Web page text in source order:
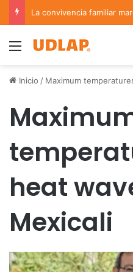
Menu
Inicio / Maximum
heat
Mexicali